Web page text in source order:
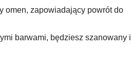
omen, zapowiadający powrót do
barwami, będziesz szanowany i